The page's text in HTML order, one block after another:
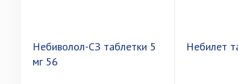
Небиволол-СЗ таблетки 5
мг 56
Небилет